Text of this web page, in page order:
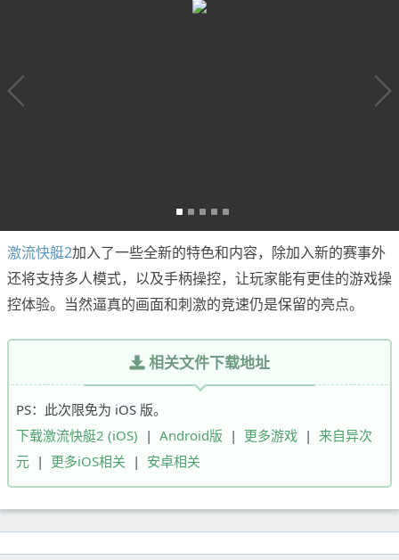
激流快艇2加入了一些全新的特色和内容，除加入新的赛事外
还将支持多人模式，以及手柄操控，让玩家能有更佳的游戏操
控体验。当然逼真的画面和刺激的竞速仍是保留的亮点。
相关文件下载地址
PS：此次限免为 iOS 版。
下载激流快艇2 (iOS) | Android版 | 更多游戏 | 来自异次
元 | 更多iOS相关 | 安卓相关